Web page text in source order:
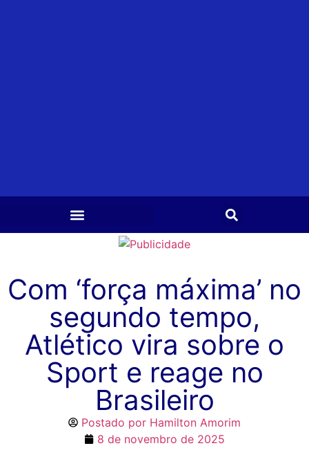
Com ‘força máxima’ no
segundo tempo,
Atlético vira sobre o
Sport e reage no
Brasileiro
Postado por Hamilton Amorim
8 de novembro de 2025